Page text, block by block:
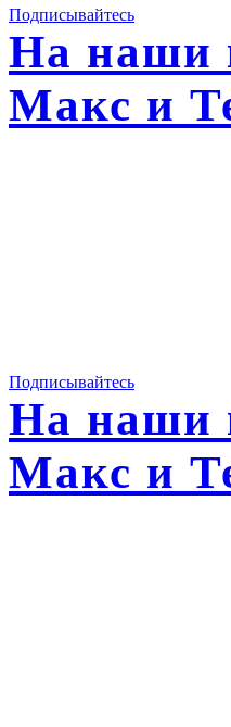
Подписывайтесь
На наши
Макс и
Подписывайтесь
На наши
Макс и